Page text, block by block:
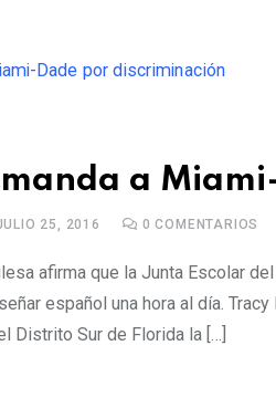
a
25, 2016 0 COMENTARIOS
afirma que la Junta Escolar
español una hora al día.
Distrito Sur de Florida la […]